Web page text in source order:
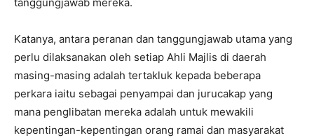
tanggungjawab mereka.
Katanya, antara peranan dan tanggungjawab utama yang
perlu dilaksanakan oleh setiap Ahli Majlis di daerah
masing-masing adalah tertakluk kepada beberapa
perkara iaitu sebagai penyampai dan jurucakap yang
mana penglibatan mereka adalah untuk mewakili
kepentingan-kepentingan orang ramai dan masyarakat